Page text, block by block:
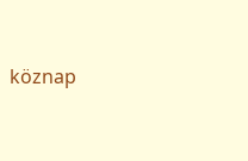
köznap